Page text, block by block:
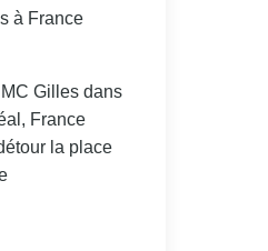
à France
Gilles dans
France
la place